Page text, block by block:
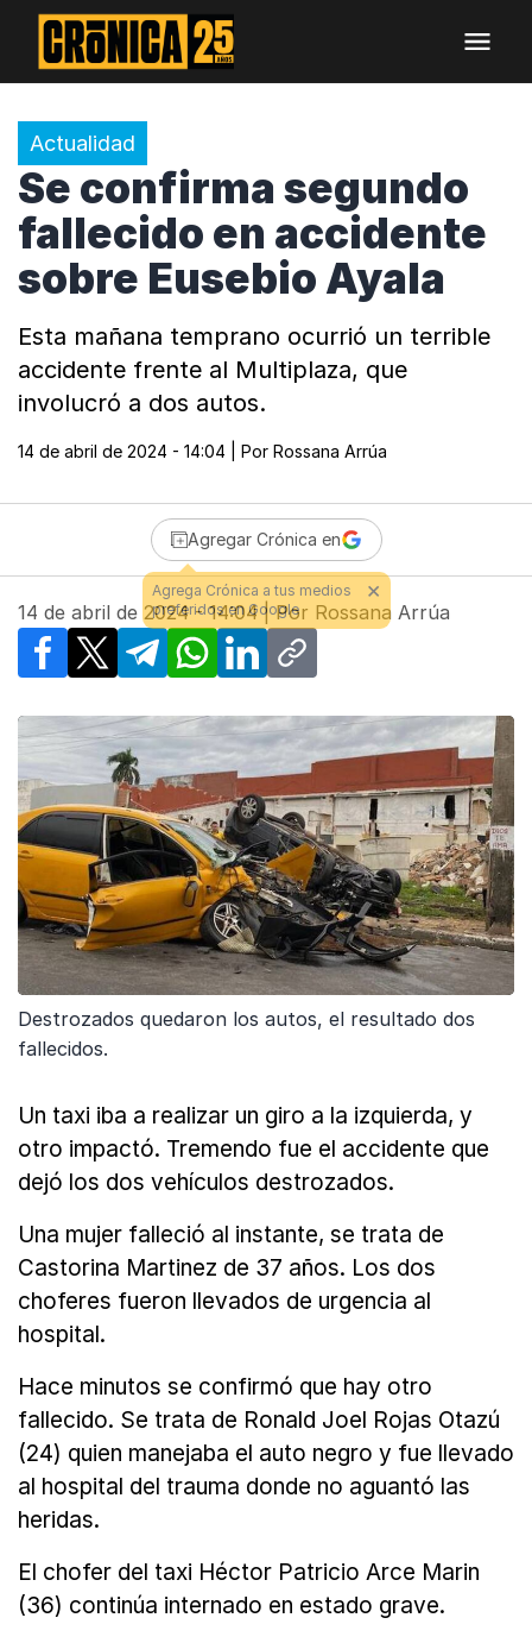
Actualidad
Se confirma segundo
fallecido en accidente
sobre Eusebio Ayala
Esta mañana temprano ocurrió un terrible
accidente frente al Multiplaza, que
involucró a dos autos.
14 de abril de 2024 - 14:04 | Por Rossana Arrúa
Agregar Crónica en
14 de abril de 2024 - 14:04| Por Rossana Arrúa
Facebook
X TelegramWhatsApp
LinkedInCopy link
Destrozados quedaron los autos, el resultado dos
fallecidos.
Un taxi iba a realizar un giro a la izquierda, y
otro impactó. Tremendo fue el accidente que
dejó los dos vehículos destrozados.
Una mujer falleció al instante, se trata de
Castorina Martinez de 37 años. Los dos
choferes fueron llevados de urgencia al
hospital.
Hace minutos se confirmó que hay otro
fallecido. Se trata de Ronald Joel Rojas Otazú
(24) quien manejaba el auto negro y fue llevado
al hospital del trauma donde no aguantó las
heridas.
El chofer del taxi Héctor Patricio Arce Marin
(36) continúa internado en estado grave.